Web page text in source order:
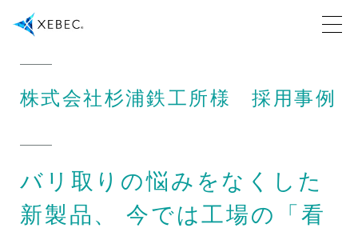
株式会社杉浦鉄工所様 採用事例
バリ取りの悩みをなくした
新製品、 今では工場の「看